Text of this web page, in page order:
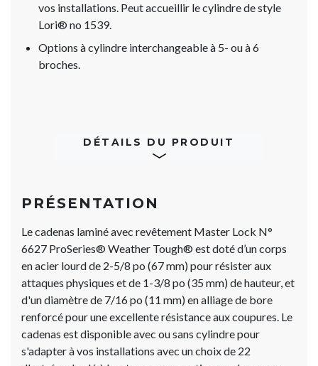
vos installations. Peut accueillir le cylindre de style
Lori® no 1539.
Options à cylindre interchangeable à 5- ou à 6
broches.
DÉTAILS DU PRODUIT
PRÉSENTATION
Le cadenas laminé avec revêtement Master Lock N°
6627 ProSeries® Weather Tough® est doté d’un corps
en acier lourd de 2-5/8 po (67 mm) pour résister aux
attaques physiques et de 1-3/8 po (35 mm) de hauteur, et
d'un diamètre de 7/16 po (11 mm) en alliage de bore
renforcé pour une excellente résistance aux coupures. Le
cadenas est disponible avec ou sans cylindre pour
s'adapter à vos installations avec un choix de 22